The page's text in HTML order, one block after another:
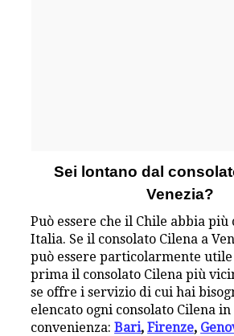
Sei lontano dal
Venezia?
Può essere che il Chile abbia più
Italia. Se il consolato Cilena a
può essere particolarmente
prima il consolato Cilena più
se offre i servizio di cui hai
elencato ogni consolato Cilena
convenienza:Bari,Firenze,